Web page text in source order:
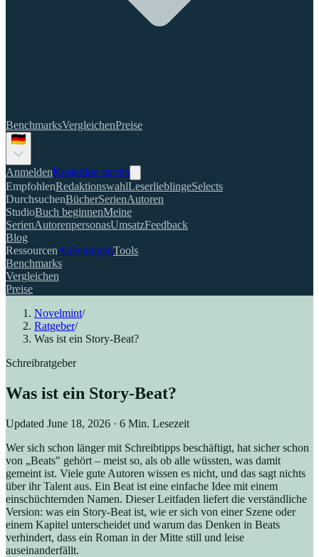
BenchmarksVergleichenPreise
AnmeldenKostenlos starten
EmpfohlenRedaktionswahlLeserlieblingeSelects
DurchsuchenBücherSerienAutoren
StudioBuch beginnenMeine
SerienAutorenpersonasUmsatzFeedback
Blog
RessourcenAnleitungenTools
Benchmarks
Vergleichen
Preise
Novelmint/
Ratgeber/
Was ist ein Story-Beat?
Schreibratgeber
Was ist ein Story-Beat?
Updated June 18, 2026 · 6 Min. Lesezeit
Wer sich schon länger mit Schreibtipps beschäftigt, hat sicher schon
von „Beats" gehört – meist so, als ob alle wüssten, was damit
gemeint ist. Viele gute Autoren wissen es nicht, und das sagt nichts
über ihr Talent aus. Ein Beat ist eine einfache Idee mit einem
einschüchternden Namen. Dieser Leitfaden liefert die verständliche
Version: was ein Story-Beat ist, wie er sich von einer Szene oder
einem Kapitel unterscheidet und warum das Denken in Beats
verhindert, dass ein Roman in der Mitte still und leise
auseinanderfällt.